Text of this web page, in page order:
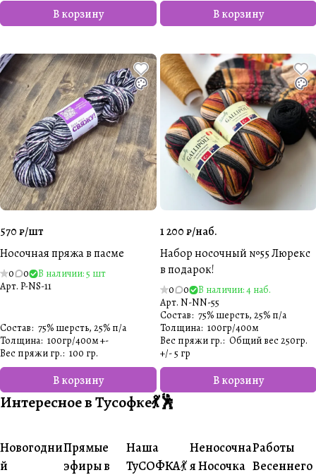
В корзину В корзину
570 ₽/шт
Носочная пряжа в пасме
0 0
В наличии: 5 шт
Арт. P-NS-11
В корзину
Состав: 75% шерсть, 25% п/а
Толщина: 100гр/400м +-
Вес пряжи гр.: 100 гр.
1 200 ₽/наб.
Набор носочный №55 Люрекс
в подарок!
0 0
В наличии: 4 наб.
Арт. N-NN-55
В корзину
Состав: 75% шерсть, 25% п/а
Толщина: 100гр/400м
Вес пряжи гр.: Общий вес 250гр.
+/- 5 гр​
Интересное в Тусофке💃🕺
#Совместники
Новогодни
й
#Житуха
Прямые
эфиры в
#Совместники
Наша
ТуСОФКА💃
#Ваше
творчество
Неносочна
я Носочка
#Ваше
Работы
Весеннего